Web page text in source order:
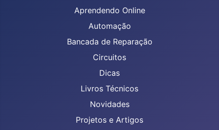
Aprendendo Online
Automação
Bancada de Reparação
Circuitos
Dicas
Livros Técnicos
Novidades
Projetos e Artigos